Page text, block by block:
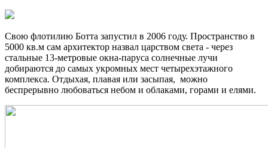
Свою флотилию Ботта запустил в 2006 году. Пространство в
5000 кв.м сам архитектор назвал царством света - через
стальные 13-метровые окна-паруса солнечные лучи
добираются до самых укромных мест четырехэтажного
комплекса. Отдыхая, плавая или засыпая, можно
беспрерывно любоваться небом и облаками, горами и елями.